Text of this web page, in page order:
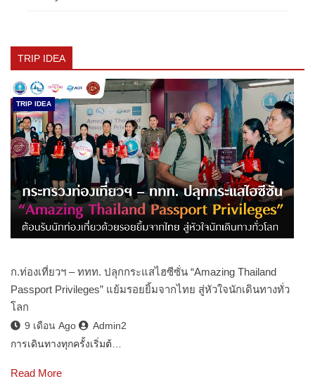
TRIP IDEA
TRIP IDEA
ก.ท่องเที่ยวฯ – ททท. ปลุกกระแสไฮซีซั่น “Amazing Thailand
Passport Privileges” แย้มรอยยิ้มจากไทย สู่หัวใจนักเดินทางทั่ว
โลก
9 เดือน Ago
Admin2
การเดินทางทุกครั้งเริ่มต้…
Read More